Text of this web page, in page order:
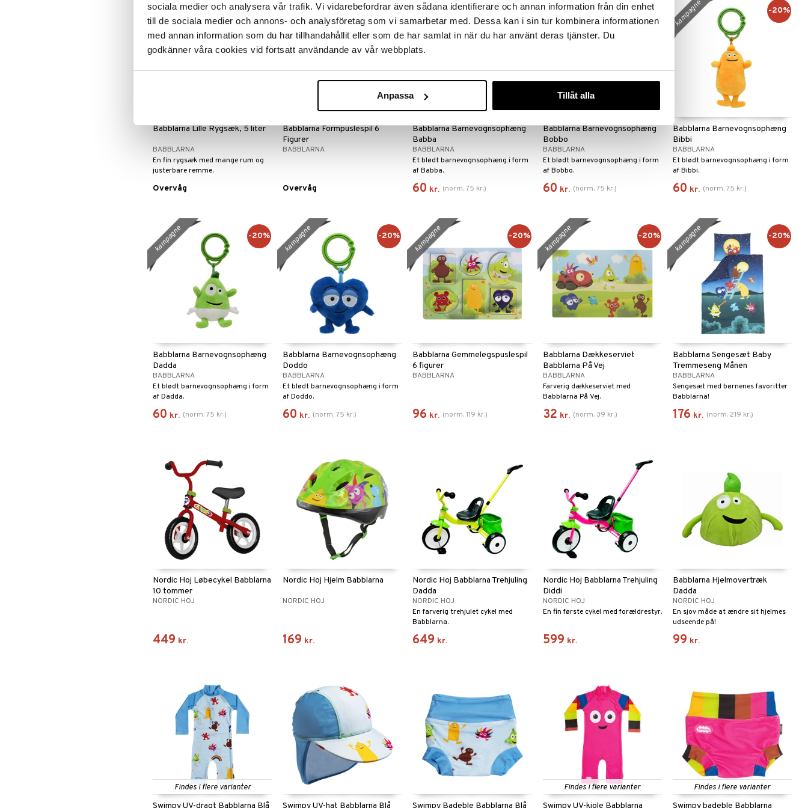
sociala medier och analysera vår trafik. Vi vidarebefordrar även sådana identifierare och annan information från din enhet
till de sociala medier och annons- och analysföretag som vi samarbetar med. Dessa kan i sin tur kombinera informationen
med annan information som du har tillhandahållit eller som de har samlat in när du har använt deras tjänster. Du
godkänner våra cookies vid fortsatt användande av vår webbplats.
Anpassa Tillåt alla
Babblarna Lille Rygsæk, 5 liter
BABBLARNA
En fin rygsæk med mange rum og
justerbare remme.
Overvåg
kampagne
Babblarna Formpuslespil 6
Figurer
BABBLARNA
Overvåg
kampagne
Babblarna Barnevognsophæng
Babba
BABBLARNA
Et blødt barnevognsophæng i form
af Babba.
60 kr. (norm.75 kr.)
kampagne -20%
Babblarna Barnevognsophæng
Bobbo
BABBLARNA
Et blødt barnevognsophæng i form
af Bobbo.
60 kr. (norm.75 kr.)
kampagne -20%
Babblarna Barnevognsophæng
Bibbi
BABBLARNA
Et blødt barnevognsophæng i form
af Bibbi.
60 kr. (norm.75 kr.)
kampagne -20%
Babblarna Barnevognsophæng
Dadda
BABBLARNA
Et blødt barnevognsophæng i form
af Dadda.
60 kr. (norm.75 kr.)
kampagne -20%
Babblarna Barnevognsophæng
Doddo
BABBLARNA
Et blødt barnevognsophæng i form
af Doddo.
60 kr. (norm.75 kr.)
kampagne -20%
Babblarna Gemmelegspuslespil
6 figurer
BABBLARNA
96 kr. (norm.119 kr.)
kampagne -20%
Babblarna Dækkeserviet
Babblarna På Vej
BABBLARNA
Farverig dækkeserviet med
Babblarna På Vej.
32 kr. (norm. 39 kr.)
kampagne -20%
Babblarna Sengesæt Baby
Tremmeseng Månen
BABBLARNA
Sengesæt med børnenes favoritter
Babblarna!
176 kr. (norm.219 kr.)
kampagne -20%
Nordic Hoj Løbecykel Babblarna
10 tommer
NORDIC HOJ
449 kr.
Nordic Hoj Hjelm Babblarna
NORDIC HOJ
169 kr.
Nordic Hoj Babblarna Trehjuling
Dadda
NORDIC HOJ
En farverig trehjulet cykel med
Babblarna.
649 kr.
Nordic Hoj Babblarna Trehjuling
Diddi
NORDIC HOJ
En fin første cykel med forældrestyr.
599 kr.
Babblarna Hjelmovertræk
Dadda
NORDIC HOJ
En sjov måde at ændre sit hjelmes
udseende på!
99 kr.
Findes i flere varianter
Swimpy UV-dragt Babblarna Blå Swimpy UV-hat Babblarna Blå Swimpy Badeble Babblarna Blå
Findes i flere varianter
Swimpy UV-kjole Babblarna
Findes i flere varianter
Swimpy badeble Babblarna